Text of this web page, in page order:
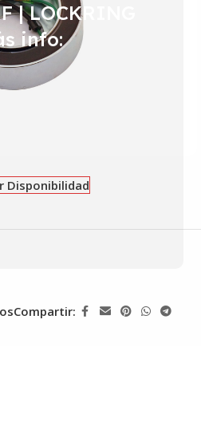
| LOCKRING
info:
Disponibilidad
Compartir: